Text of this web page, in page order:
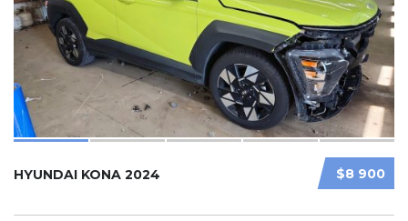
$8 900
HYUNDAI KONA 2024